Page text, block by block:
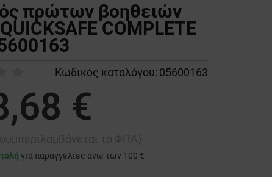
πρώτων βοηθειών
COMPLETE
Κωδικός καταλόγου: 05600163
€
για παραγγελίες άνω των 100 €